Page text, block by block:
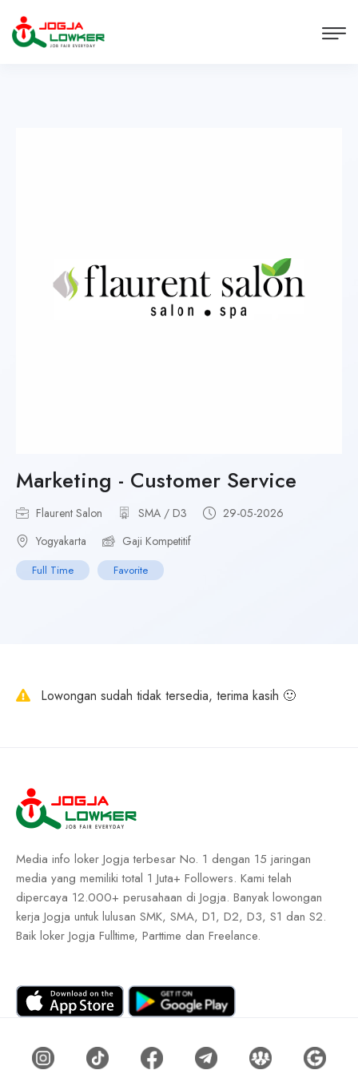
Marketing - Customer Service
Flaurent Salon SMA / D3
29-05-2026
Yogyakarta
Gaji Kompetitif
Full Time Favorite
Lowongan sudah tidak tersedia, terima kasih 🙂
Media info loker Jogja terbesar No. 1 dengan 15 jaringan
media yang memiliki total 1 Juta+ Followers. Kami telah
dipercaya 12.000+ perusahaan di Jogja. Banyak lowongan
kerja Jogja untuk lulusan SMK, SMA, D1, D2, D3, S1 dan S2.
Baik loker Jogja Fulltime, Parttime dan Freelance.